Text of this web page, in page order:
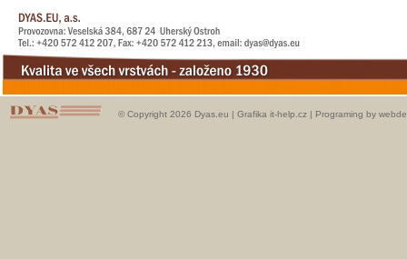
© Copyright 2026 Dyas.eu | Grafika it-help.cz | Programing by